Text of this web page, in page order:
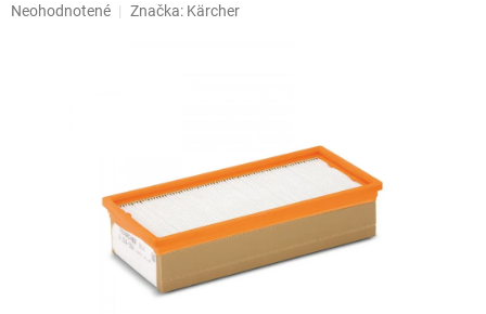
Priemerné
Neohodnotené Značka: Kärcher